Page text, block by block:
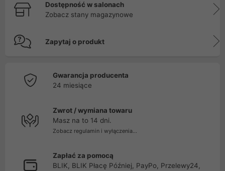
Dostępność w salonach
Zobacz stany magazynowe
Zapytaj o produkt
Gwarancja producenta
24 miesiące
Zwrot / wymiana towaru
Masz na to 14 dni.
Zobacz regulamin i wyłączenia...
Zapłać za pomocą
BLIK, BLIK Płacę Później, PayPo, Przelewy24,